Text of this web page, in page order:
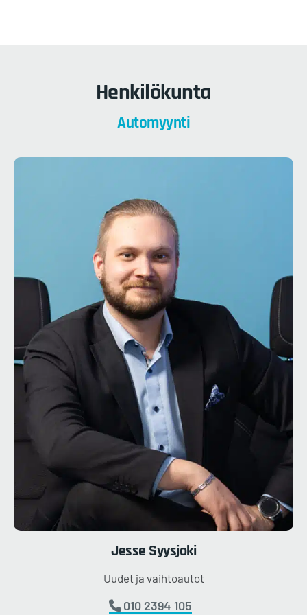
Henkilökunta
Automyynti
Jesse Syysjoki
Uudet ja vaihtoautot
010 2394 105